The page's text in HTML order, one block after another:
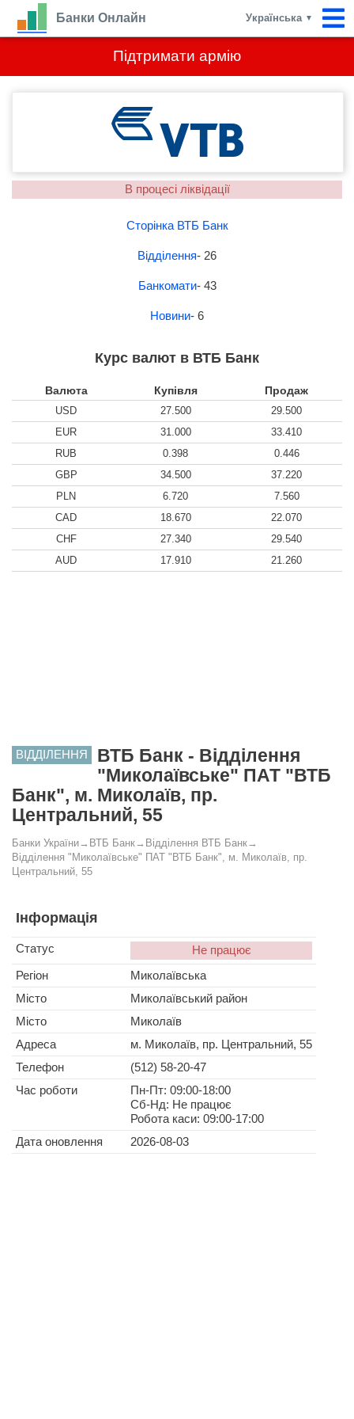
Підтримати армію
Банки Онлайн Українська ▼
В процесі ліквідації
Сторінка ВТБ Банк
Відділення- 26
Банкомати- 43
Новини- 6
Курс валют в ВТБ Банк
Валюта Купівля Продаж
USD 27.500
29.500
EUR
31.000
33.410
RUB
0.398
0.446
GBP
34.500
37.220
PLN
6.720
7.560
CAD
18.670
22.070
CHF
27.340
29.540
AUD
17.910 21.260
ВІДДІЛЕННЯ
ВТБ Банк - Відділення
"Миколаївське" ПАТ "ВТБ
Банк", м. Миколаїв, пр.
Центральний, 55
Банки України→ ВТБ Банк→ Відділення ВТБ Банк→
Відділення "Миколаївське" ПАТ "ВТБ Банк", м. Миколаїв, пр.
Центральний, 55
Інформація
Статус
Не працює
Регіон
Миколаївська
Місто
Миколаївський район
Місто
Миколаїв
Адреса
м. Миколаїв, пр. Центральний, 55
Телефон
(512) 58-20-47
Час роботи
Пн-Пт: 09:00-18:00
Сб-Нд: Не працює
Робота каси: 09:00-17:00
Дата оновлення
2026-08-03